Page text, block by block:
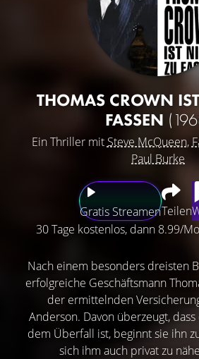
THOMAS CROWN
FASSEN
Ein Thriller mit Steve McQueen,
Paul Burke
Gratis StreamenTeilen
30 Tage kostenlos, dann 8.99/
Nach einem besonders dreisten
erfolgreiche Geschäftsmann
der ermittelnden
Anderson. Davon überzeugt,
dem Überfall ist, beginnt sie ihn
sich ihm auch privat zu